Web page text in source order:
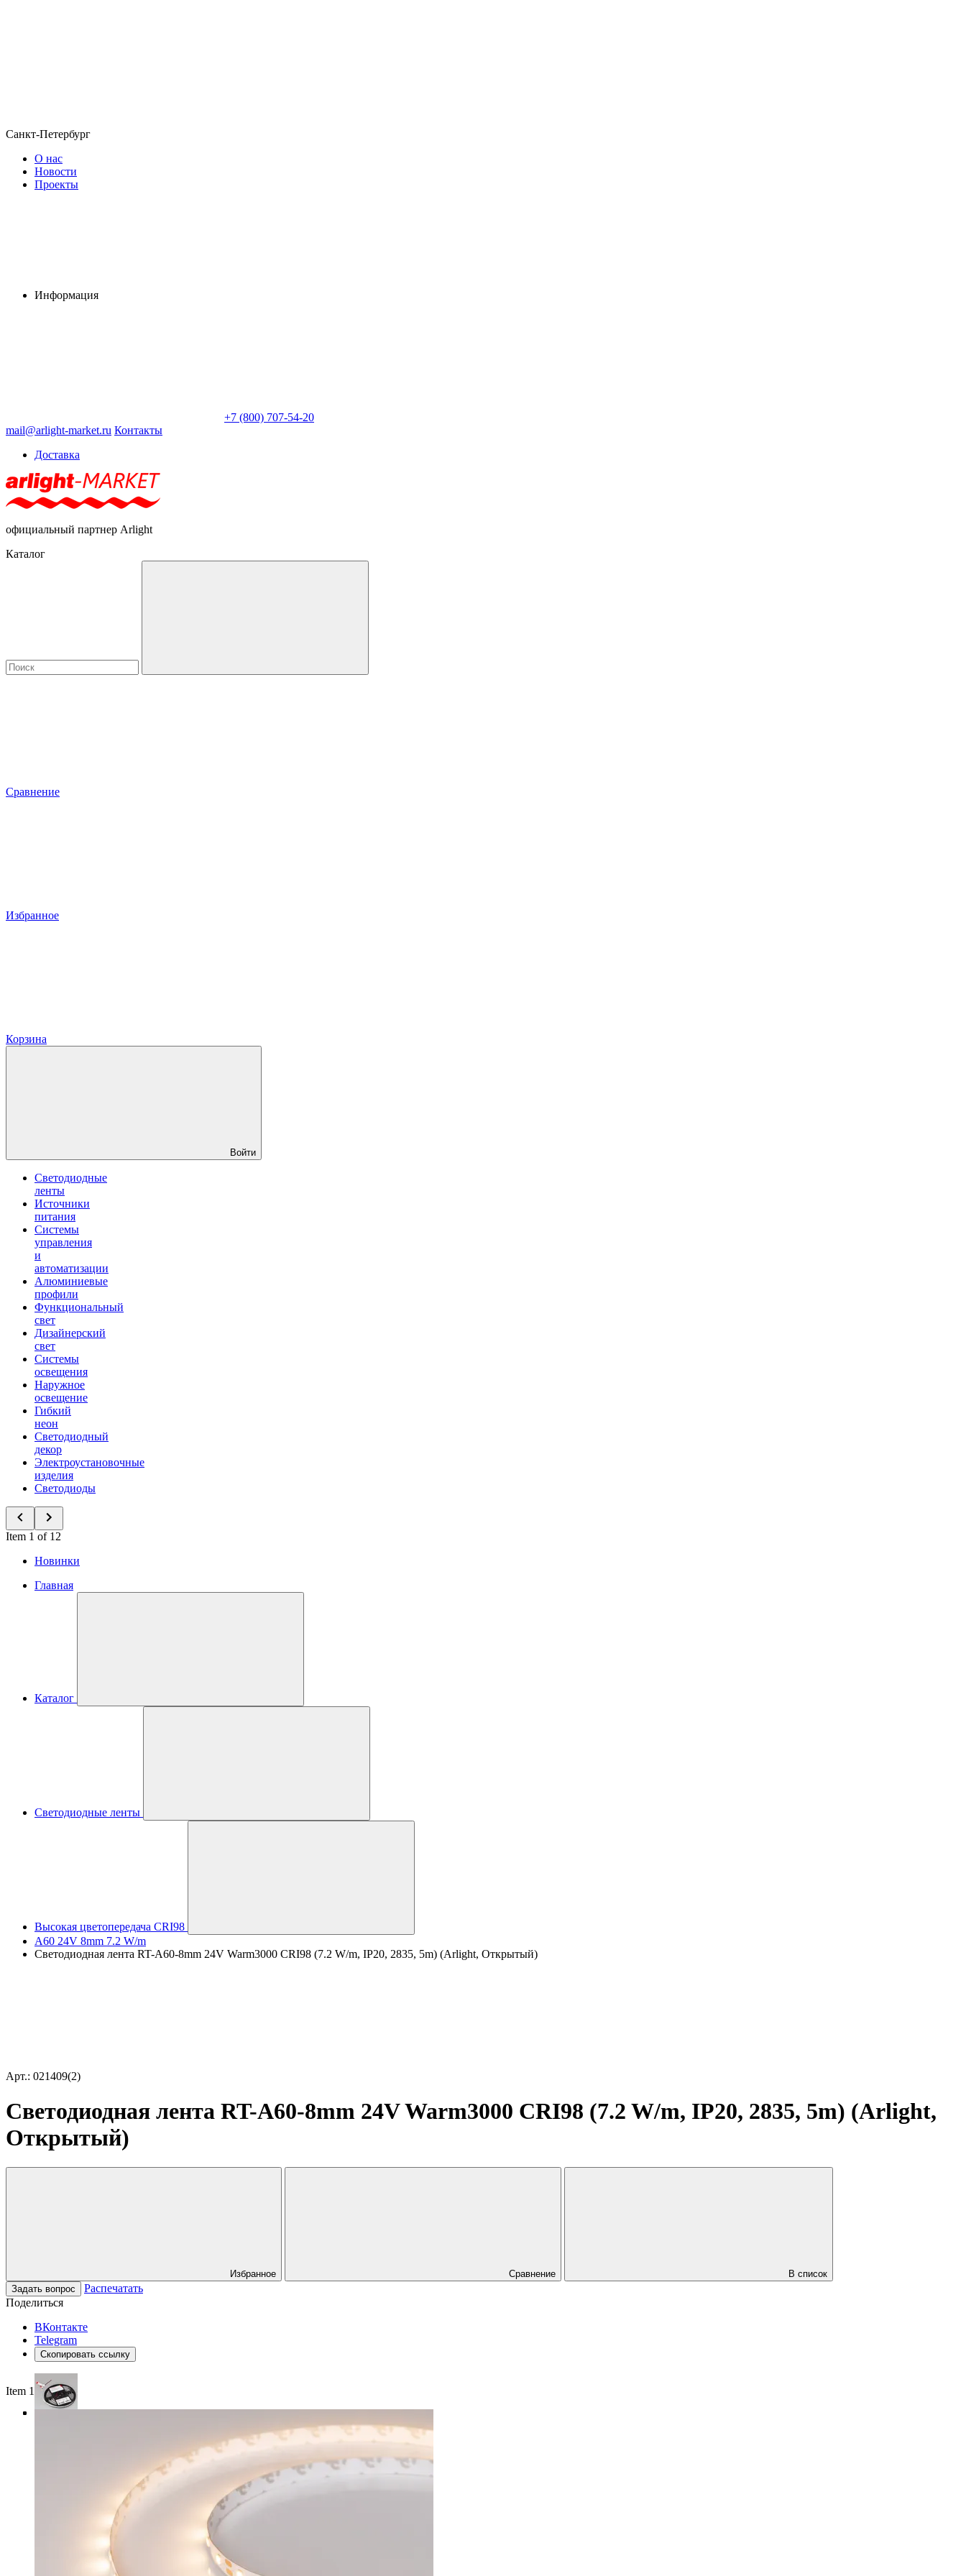
Санкт-Петербург
О нас
Новости
Проекты
Информация
+7 (800) 707-54-20
mail@arlight-market.ru Контакты
Доставка
официальный партнер Arlight
Каталог
Сравнение
Избранное
Корзина
Войти
Светодиодные
ленты
Источники
питания
Системы
управления
и
автоматизации
Алюминиевые
профили
Функциональный
свет
Дизайнерский
свет
Системы
освещения
Наружное
освещение
Гибкий
неон
Светодиодный
декор
Электроустановочные
изделия
Светодиоды
Item 1 of 12
Новинки
Главная
Каталог
Светодиодные ленты
Высокая цветопередача CRI98
A60 24V 8mm 7.2 W/m
Светодиодная лента RT-A60-8mm 24V Warm3000 CRI98 (7.2 W/m, IP20, 2835, 5m) (Arlight, Открытый)
Арт.: 021409(2)
Светодиодная лента RT-A60-8mm 24V Warm3000 CRI98 (7.2 W/m, IP20, 2835, 5m) (Arlight,
Открытый)
Избранное Сравнение
В список
Задать вопрос
Распечатать
Поделиться
ВКонтакте
Telegram
Скопировать ссылку
Item 1 of 4